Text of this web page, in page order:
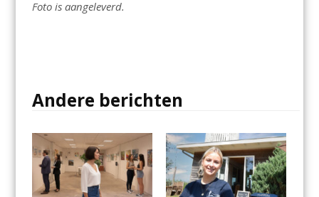
Foto is aangeleverd.
Andere berichten